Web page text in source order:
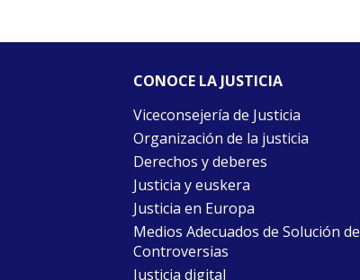
CONOCE LA JUSTICIA
Viceconsejería de Justicia
Organización de la justicia
Derechos y deberes
Justicia y euskera
Justicia en Europa
Medios Adecuados de Solución de
Controversias
Justicia digital